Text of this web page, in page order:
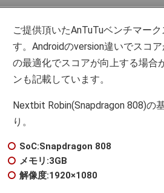
ご提供頂いたAnTuTuベンチマー
す。Androidのversion違いでスコ
の最適化でスコアが向上する場合
ンも記載しています。
Nextbit Robin(Snapdragon 808)の
り。
SoC:Snapdragon 808
メモリ:3GB
解像度:1920×1080